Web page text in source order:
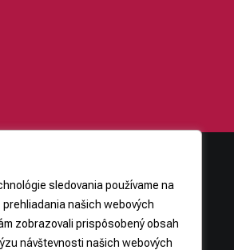
sledovania používame na
našich webových
zobrazovali prispôsobený obsah
návštevnosti našich webových
PRÁVNE INFORMÁCIE
Obchodné podmienky